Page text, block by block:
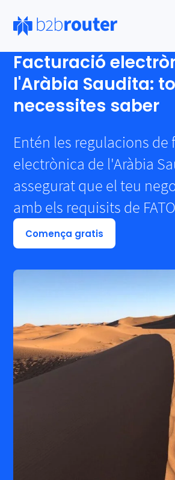
Facturació
l'Aràbia Saudita:
necessites saber
Entén les regulacions de
electrònica de l'Aràbia
assegurat que el teu
amb els requisits de
Comença gratis